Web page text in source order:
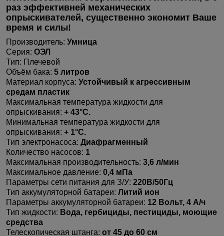
раз эффективней механических
опрыскивателей, существенно экономит Ваше
время и силы!
Производитель: Умница
Серия: ОЭЛ
Тип: Плечевой
Объём бака: 5 литров
Материал корпуса: Устойчивый к агрессивным
средам пластик
Максимальная температура жидкости для
опрыскивания: + 43°C.
Минимальная температура жидкости для
опрыскивания: + 1°C.
Тип электронасоса: Диафрагменный
Количество насосов: 1
Максимальная производительность: 3,6 л/мин
Максимальное давление: 0,4 мПа
Параметры сети питания для З/У: 220В/50Гц
Тип аккумуляторной батареи: Литий ион
Параметры аккумуляторной батареи: 12 Вольт, 4 А/ч
Тип жидкости: Вода, гербициды, пестициды, моющие
средства
Телескопическая штанга: от 45 до 60 см